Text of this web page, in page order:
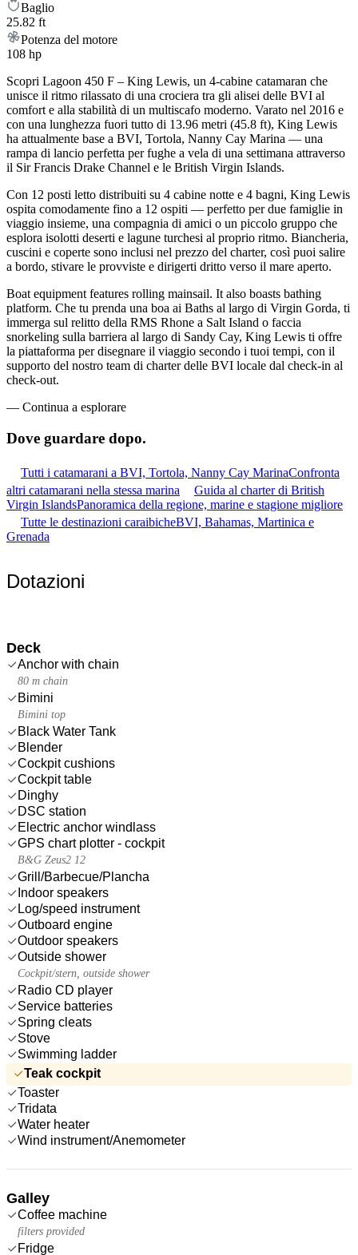
Baglio
25.82 ft
Potenza del motore
108 hp
Scopri Lagoon 450 F – King Lewis, un 4-cabine catamaran che
unisce il ritmo rilassato di una crociera tra gli alisei delle BVI al
comfort e alla stabilità di un multiscafo moderno. Varato nel 2016 e
con una lunghezza fuori tutto di 13.96 metri (45.8 ft), King Lewis
ha attualmente base a BVI, Tortola, Nanny Cay Marina — una
rampa di lancio perfetta per fughe a vela di una settimana attraverso
il Sir Francis Drake Channel e le British Virgin Islands.
Con 12 posti letto distribuiti su 4 cabine notte e 4 bagni, King Lewis
ospita comodamente fino a 12 ospiti — perfetto per due famiglie in
viaggio insieme, una compagnia di amici o un piccolo gruppo che
esplora isolotti deserti e lagune turchesi al proprio ritmo. Biancheria,
cuscini e coperte sono inclusi nel prezzo del charter, così puoi salire
a bordo, stivare le provviste e dirigerti dritto verso il mare aperto.
Boat equipment features rolling mainsail. It also boasts bathing
platform. Che tu prenda una boa ai Baths al largo di Virgin Gorda, ti
immerga sul relitto della RMS Rhone a Salt Island o faccia
snorkeling sulla barriera al largo di Sandy Cay, King Lewis ti offre
la piattaforma per disegnare il viaggio secondo i tuoi tempi, con il
supporto del nostro team di charter delle BVI locale dal check-in al
check-out.
— Continua a esplorare
Dove guardare dopo.
Tutti i catamarani a BVI, Tortola, Nanny Cay MarinaConfronta
altri catamarani nella stessa marina
Guida al charter di British
Virgin IslandsPanoramica della regione, marine e stagione migliore
Tutte le destinazioni caraibicheBVI, Bahamas, Martinica e
Grenada
Dotazioni
Deck
Anchor with chain
80 m chain
Bimini
Bimini top
Black Water Tank
Blender
Cockpit cushions
Cockpit table
Dinghy
DSC station
Electric anchor windlass
GPS chart plotter - cockpit
B&G Zeus2 12
Grill/Barbecue/Plancha
Indoor speakers
Log/speed instrument
Outboard engine
Outdoor speakers
Outside shower
Cockpit/stern, outside shower
Radio CD player
Service batteries
Spring cleats
Stove
Swimming ladder
Teak cockpit
Toaster
Tridata
Water heater
Wind instrument/Anemometer
Galley
Coffee machine
filters provided
Fridge